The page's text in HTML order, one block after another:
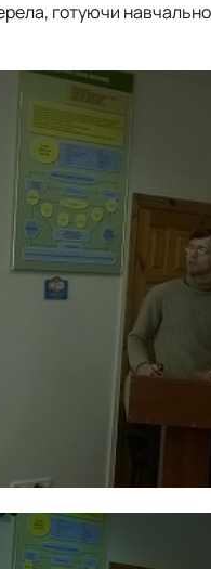
готуючи